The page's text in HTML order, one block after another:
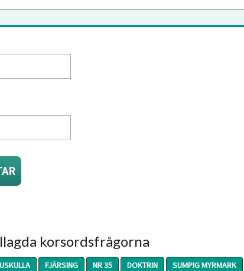
korsordsfrågorna
FJÄRSING NR 35 DOKTRIN SUMPIG MYRMARK